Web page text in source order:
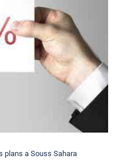
plans a Souss Sahara